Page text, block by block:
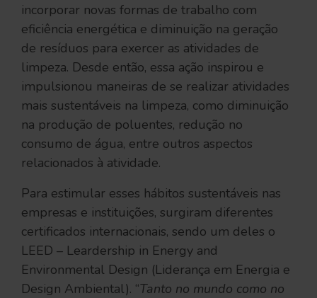
incorporar novas formas de trabalho com
eficiência energética e diminuição na geração
de resíduos para exercer as atividades de
limpeza. Desde então, essa ação inspirou e
impulsionou maneiras de se realizar atividades
mais sustentáveis na limpeza, como diminuição
na produção de poluentes, redução no
consumo de água, entre outros aspectos
relacionados à atividade.
Para estimular esses hábitos sustentáveis nas
empresas e instituições, surgiram diferentes
certificados internacionais, sendo um deles o
LEED – Leardership in Energy and
Environmental Design (Liderança em Energia e
Design Ambiental). “Tanto no mundo como no